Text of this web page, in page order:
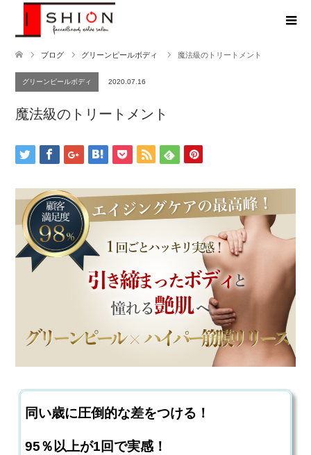
ブログ グリーンピールボディ 魔法級のトリートメント
グリーンピールボディ 2020.07.16
魔法級のトリートメント
同い歳に圧倒的な差をつける！
95％以上が1回で実感！